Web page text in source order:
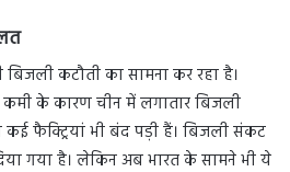
कटौती का सामना कर रहा है।
के कारण चीन में लगातार बिजली
फैक्ट्रियां भी बंद पड़ी हैं। बिजली संकट
गया है। लेकिन अब भारत के सामने भी ये